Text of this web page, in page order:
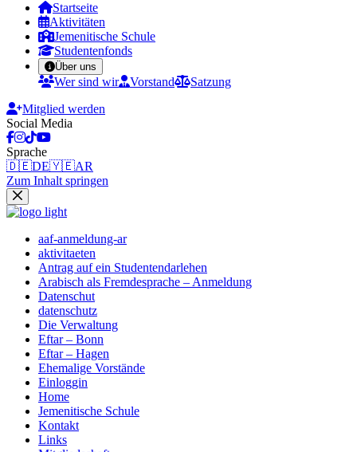
Startseite
Aktivitäten
Jemenitische Schule
Studentenfonds
Über uns
Wer sind wir Vorstand
Satzung
Mitglied werden
Social Media
Sprache
🇩🇪DE🇾🇪AR
Zum Inhalt springen
aaf-anmeldung-ar
aktivitaeten
Antrag auf ein Studentendarlehen
Arabisch als Fremdesprache – Anmeldung
Datenschut
datenschutz
Die Verwaltung
Eftar – Bonn
Eftar – Hagen
Ehemalige Vorstände
Einloggin
Home
Jemenitische Schule
Kontakt
Links